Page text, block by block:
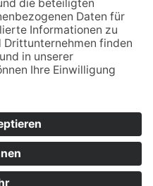
genutzt. Sie
Mail an unsere
(Beispiel:
Unsere